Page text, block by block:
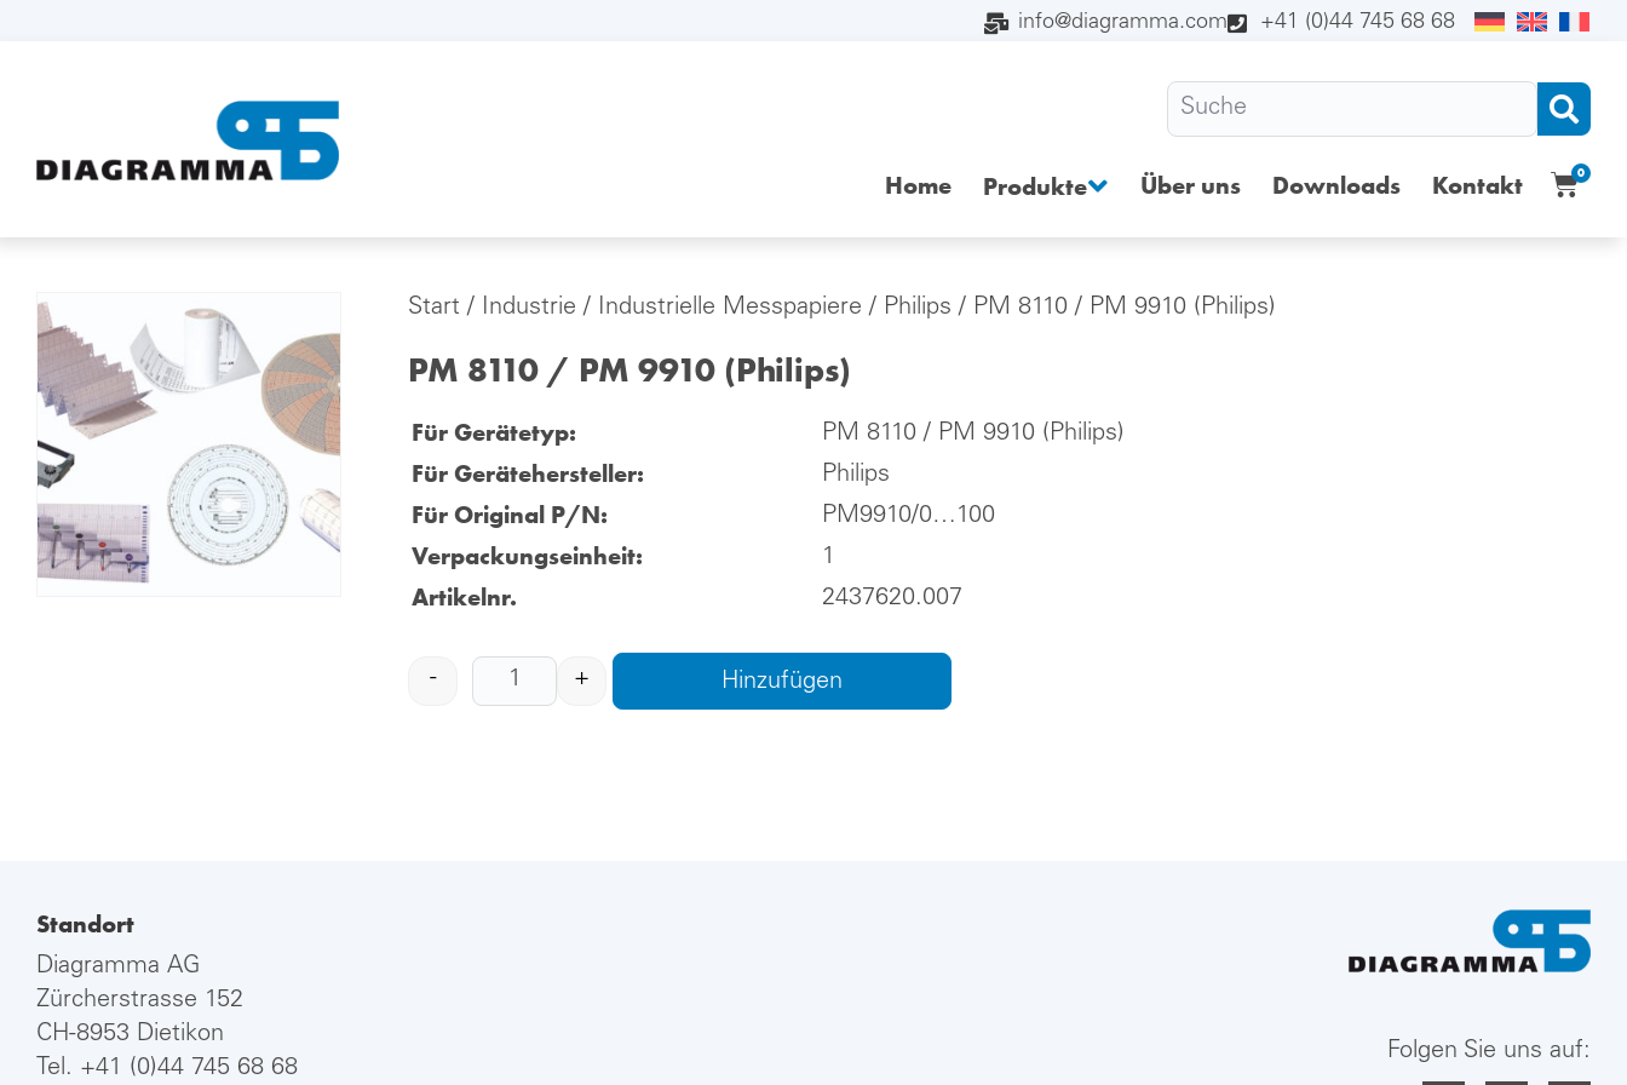
info@diagramma.com +41 (0)44 745 68 68
Home Produkte Über uns Downloads Kontakt 0
Start / Industrie / Industrielle Messpapiere / Philips / PM 8110 / PM 9910 (Philips)
PM 8110 / PM 9910 (Philips)
Für Gerätetyp: PM 8110 / PM 9910 (Philips)
Für Gerätehersteller: Philips
Für Original P/N: PM9910/0…100
Verpackungseinheit: 1
Artikelnr. 2437620.007
- + Hinzufügen
Standort
Diagramma AG
Zürcherstrasse 152
CH-8953 Dietikon
Tel. +41 (0)44 745 68 68
Folgen Sie uns auf: